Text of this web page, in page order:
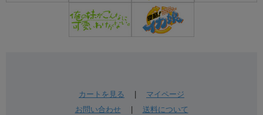
カートを見る
マイページ
お問い合わせ| 送料について